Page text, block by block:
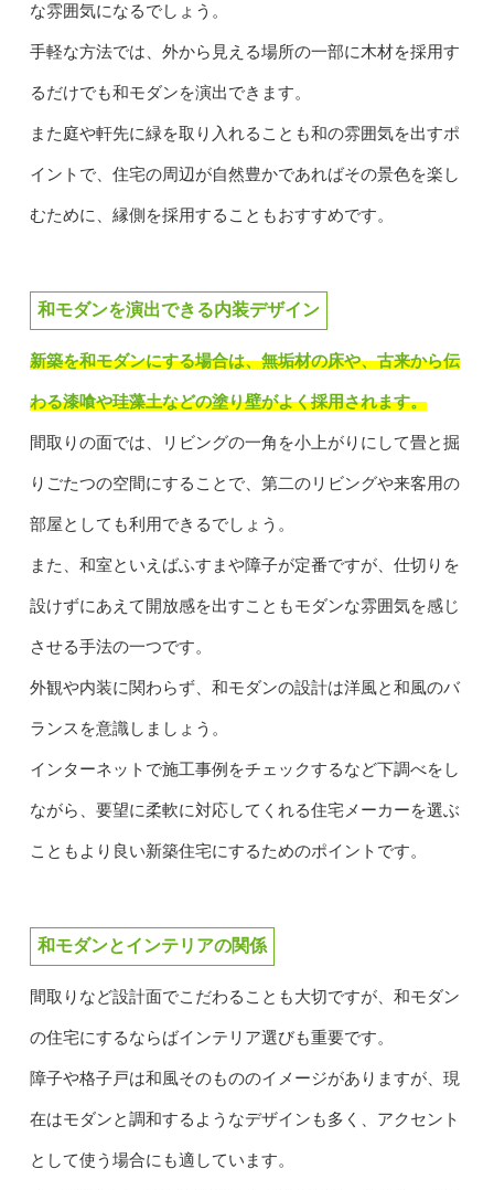
な雰囲気になるでしょう。
手軽な方法では、外から見える場所の一部に木材を採用す
るだけでも和モダンを演出できます。
また庭や軒先に緑を取り入れることも和の雰囲気を出すポ
イントで、住宅の周辺が自然豊かであればその景色を楽し
むために、縁側を採用することもおすすめです。
和モダンを演出できる内装デザイン
新築を和モダンにする場合は、無垢材の床や、古来から伝
わる漆喰や珪藻土などの塗り壁がよく採用されます。
間取りの面では、リビングの一角を小上がりにして畳と掘
りごたつの空間にすることで、第二のリビングや来客用の
部屋としても利用できるでしょう。
また、和室といえばふすまや障子が定番ですが、仕切りを
設けずにあえて開放感を出すこともモダンな雰囲気を感じ
させる手法の一つです。
外観や内装に関わらず、和モダンの設計は洋風と和風のバ
ランスを意識しましょう。
インターネットで施工事例をチェックするなど下調べをし
ながら、要望に柔軟に対応してくれる住宅メーカーを選ぶ
こともより良い新築住宅にするためのポイントです。
和モダンとインテリアの関係
間取りなど設計面でこだわることも大切ですが、和モダン
の住宅にするならばインテリア選びも重要です。
障子や格子戸は和風そのもののイメージがありますが、現
在はモダンと調和するようなデザインも多く、アクセント
として使う場合にも適しています。